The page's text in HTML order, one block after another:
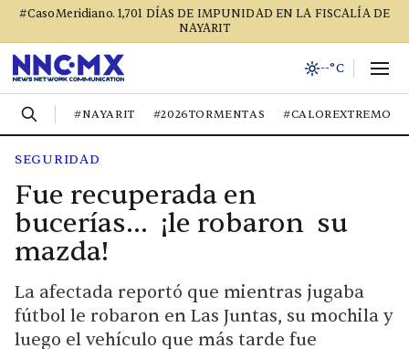
#CasoMeridiano. 1,701 DÍAS DE IMPUNIDAD EN LA FISCALÍA DE
NAYARIT
--°C
#NAYARIT #2026TORMENTAS #CALOREXTREMO
SEGURIDAD
Fue recuperada en
bucerías… ¡le robaron su
mazda!
La afectada reportó que mientras jugaba
fútbol le robaron en Las Juntas, su mochila y
luego el vehículo que más tarde fue